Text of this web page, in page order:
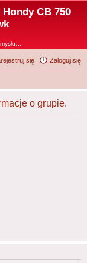
CB 750
Zaloguj się
się
o grupie.